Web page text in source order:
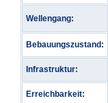
Wellengang:
Bebauungszustand:
Infrastruktur:
Erreichbarkeit: